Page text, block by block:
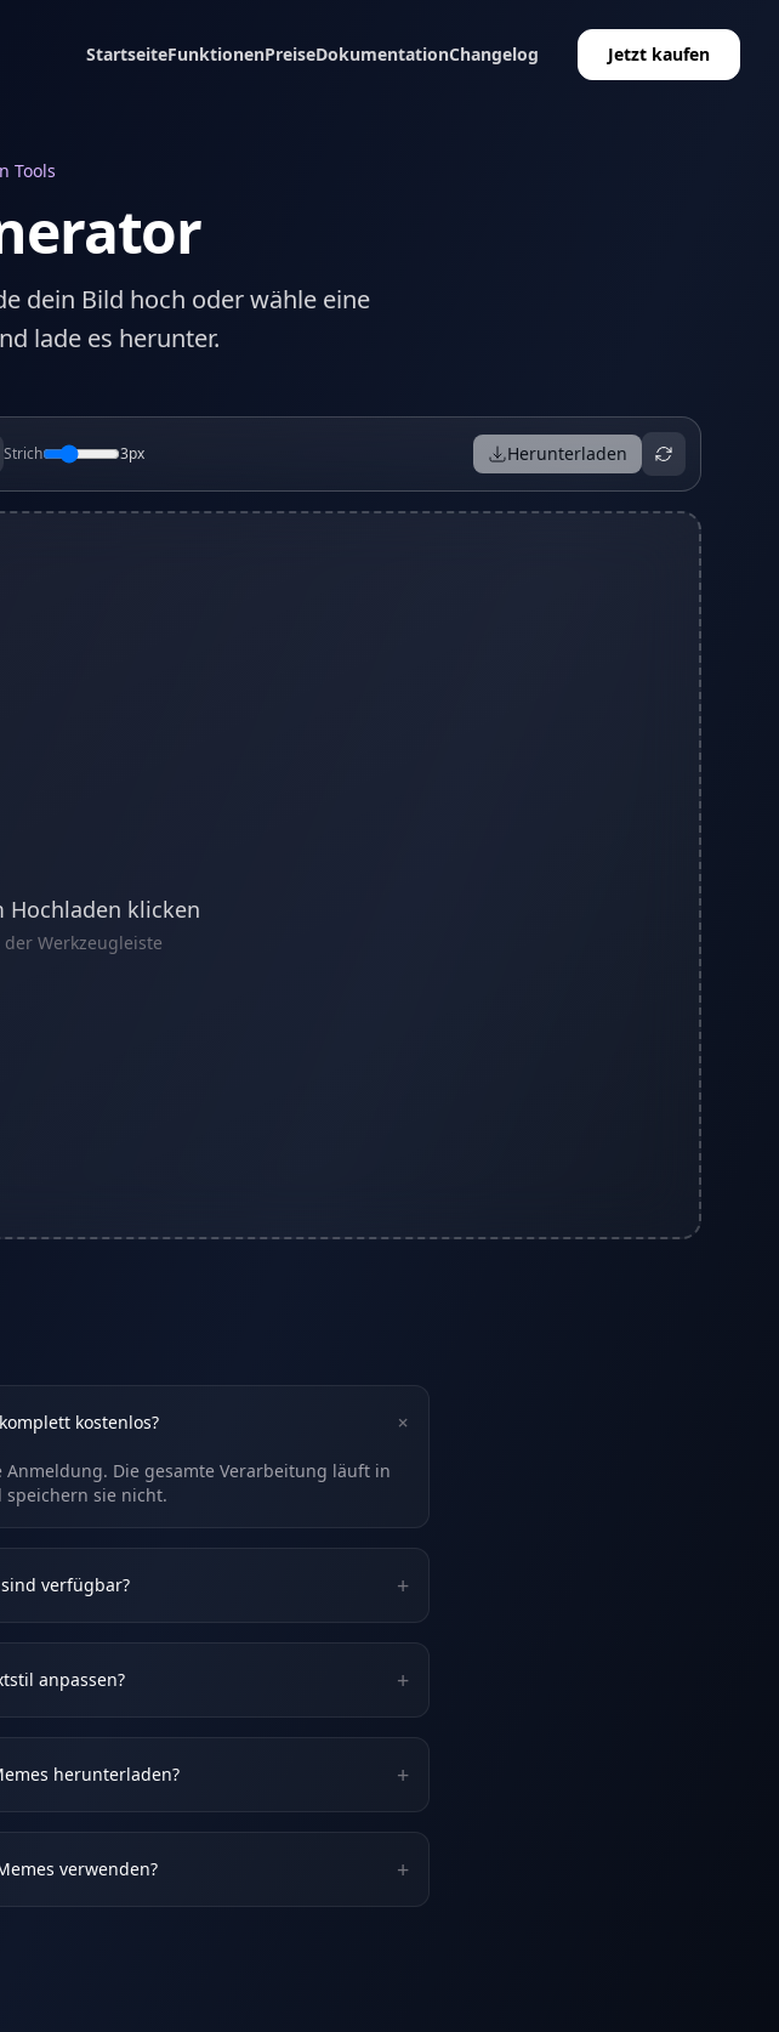
StartseiteFunktionenPreiseDokumentationChangelog Jetzt kaufen
Tools
dein Bild hoch oder wähle eine
lade es herunter.
Strich 3px Herunterladen
Hochladen klicken
Werkzeugleiste
kostenlos? +
Anmeldung. Die gesamte Verarbeitung läuft in
sie nicht.
verfügbar? +
anpassen? +
herunterladen? +
verwenden? +